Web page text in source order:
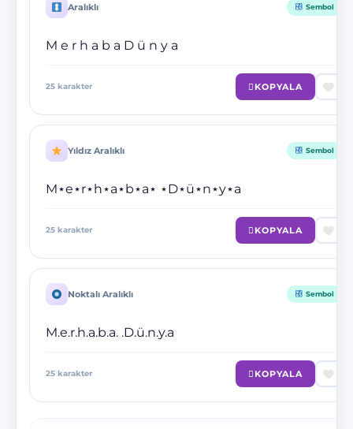
Aralıklı Sembol
M e r h a b a D ü n y a
25 karakter KOPYALA
Yıldız Aralıklı Sembol
M⋆e⋆r⋆h⋆a⋆b⋆a⋆ ⋆D⋆ü⋆n⋆y⋆a
25 karakter KOPYALA
Noktalı Aralıklı Sembol
M.e.r.h.a.b.a. .D.ü.n.y.a
25 karakter KOPYALA